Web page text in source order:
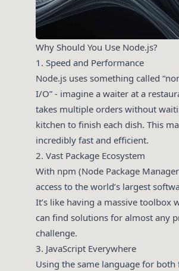
Why Should You Use Node.js?
1. Speed and Performance
Node.js uses something called
I/O” - imagine a waiter at a
takes multiple orders without
kitchen to finish each dish. This
incredibly fast and efficient.
2. Vast Package Ecosystem
With npm (Node Package
access to the world’s largest
It’s like having a massive toolbox
can find solutions for almost any
challenge.
3. JavaScript Everywhere
Using the same language for both